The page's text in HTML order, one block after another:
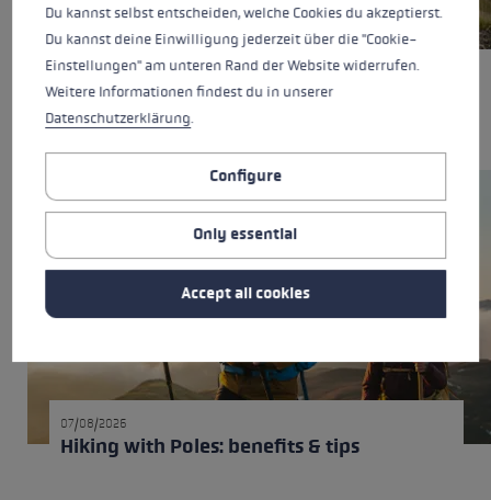
Trekking poles, trail running poles or
Nordic Walking poles: what’s the
difference?
07/08/2026
Hiking with Poles: benefits & tips
Du kannst selbst entscheiden, welche Cookies du akzeptierst.
Du kannst deine Einwilligung jederzeit über die "Cookie-
Einstellungen" am unteren Rand der Website widerrufen.
Weitere Informationen findest du in unserer
Datenschutzerklärung.
Configure
Only essential
Accept all cookies